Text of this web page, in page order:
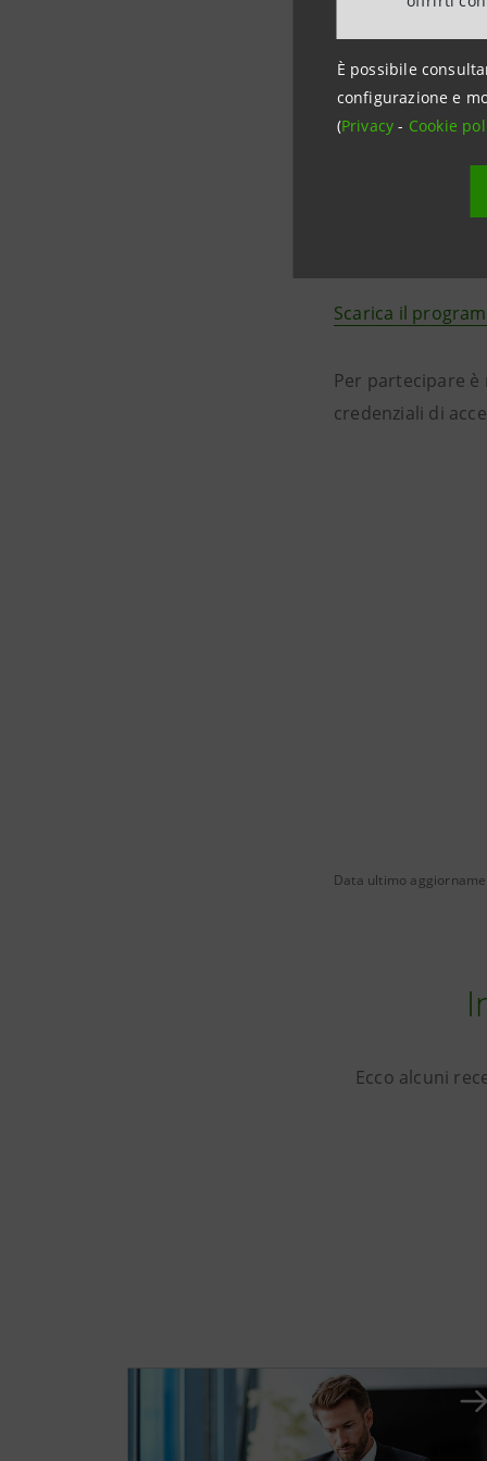
È possibile
configurazione e
(Privacy- Cookie
Il programma
dell’Economia
Al termine della
Scarica il
Per partecipare
credenziali di
Data ultimo
Ecco alcuni